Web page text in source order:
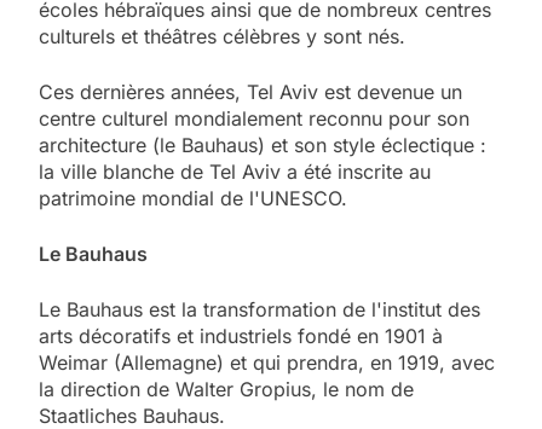
écoles hébraïques ainsi que de nombreux centres
culturels et théâtres célèbres y sont nés.
Ces dernières années, Tel Aviv est devenue un
centre culturel mondialement reconnu pour son
architecture (le Bauhaus) et son style éclectique :
la ville blanche de Tel Aviv a été inscrite au
patrimoine mondial de l'UNESCO.
Le Bauhaus
Le Bauhaus est la transformation de l'institut des
arts décoratifs et industriels fondé en 1901 à
Weimar (Allemagne) et qui prendra, en 1919, avec
la direction de Walter Gropius, le nom de
Staatliches Bauhaus.